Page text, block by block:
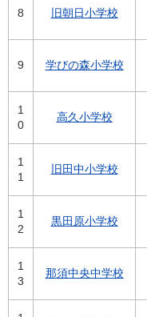
8 旧朝日小学校
9 学びの森小学校
1
0
高久小学校
1
1
旧田中小学校
1
2
黒田原小学校
1
3
那須中央中学校